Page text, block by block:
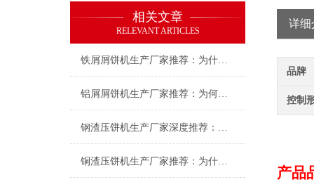
相关文章
RELEVANT ARTICLES
铁屑屑饼机生产厂家推荐：为什么恩派特是您的优选伙伴
铝屑屑饼机生产厂家推荐：为何恩派特成为金属回收行业的“隐形优选”？
钢渣压饼机生产厂家深度推荐：为何恩派特成为高净值产线的优选
铜渣压饼机生产厂家推荐：为什么恩派特成为众多企业的信赖？
详细
品牌
控制
产品